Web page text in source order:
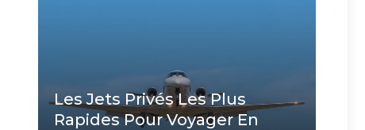
Les Jets Privés Les Plus
Rapides Pour Voyager En